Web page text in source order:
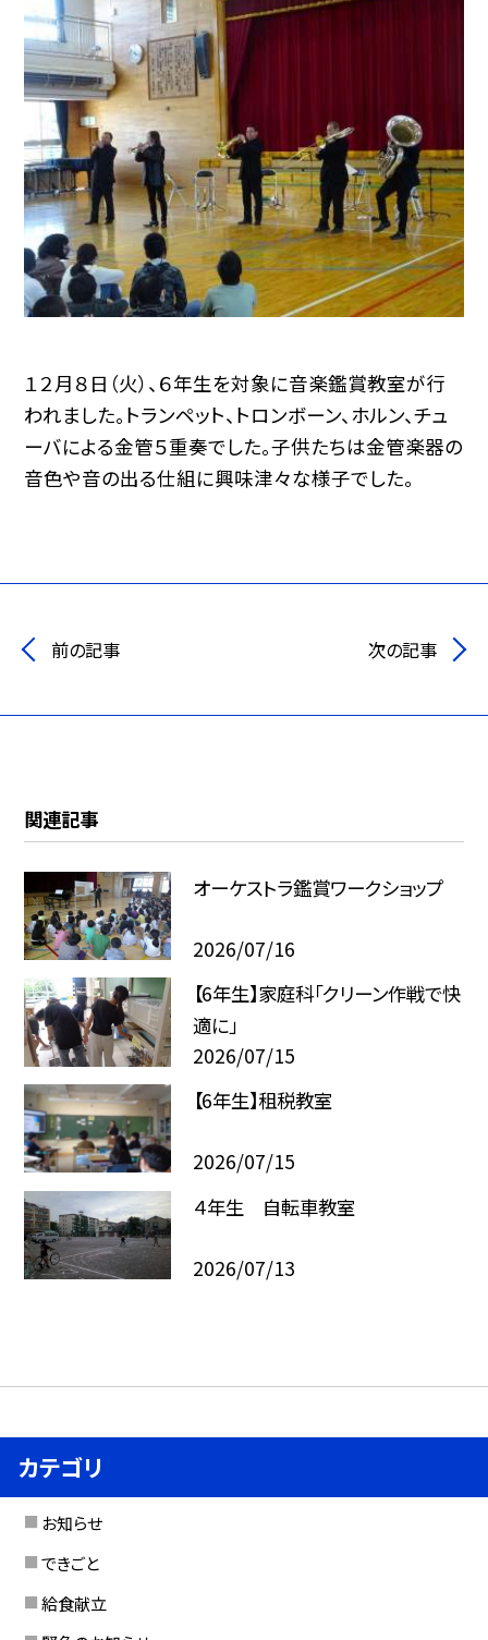
１２月８日（火）、６年生を対象に音楽鑑賞教室が行
われました。トランペット、トロンボーン、ホルン、チュ
ーバによる金管５重奏でした。子供たちは金管楽器の
音色や音の出る仕組に興味津々な様子でした。
前の記事 次の記事
関連記事
オーケストラ鑑賞ワークショップ
2026/07/16
【6年生】家庭科「クリーン作戦で快
適に」
2026/07/15
【6年生】租税教室
2026/07/15
４年生 自転車教室
2026/07/13
カテゴリ
お知らせ
できごと
給食献立